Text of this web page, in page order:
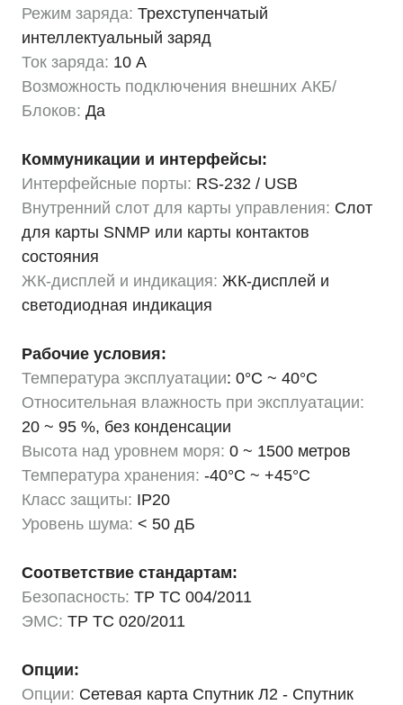
Режим заряда: Трехступенчатый
интеллектуальный заряд
Ток заряда: 10 А
Возможность подключения внешних АКБ/
Блоков: Да
Коммуникации и интерфейсы:
Интерфейсные порты: RS-232 / USB
Внутренний слот для карты управления: Слот
для карты SNMP или карты контактов
состояния
ЖК-дисплей и индикация: ЖК-дисплей и
светодиодная индикация
Рабочие условия:
Температура эксплуатации: 0°C ~ 40°C
Относительная влажность при эксплуатации:
20 ~ 95 %, без конденсации
Высота над уровнем моря: 0 ~ 1500 метров
Температура хранения: -40°C ~ +45°C
Класс защиты: IP20
Уровень шума: < 50 дБ
Соответствие стандартам:
Безопасность: ТР ТС 004/2011
ЭМС: ТР ТС 020/2011
Опции:
Опции: Сетевая карта Спутник Л2 - Спутник